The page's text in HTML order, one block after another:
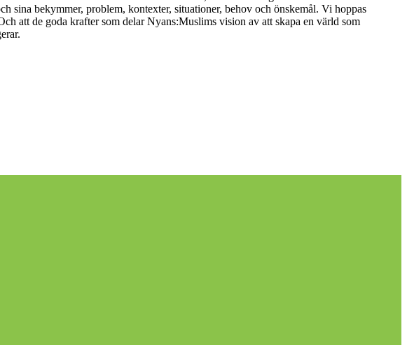
sina bekymmer, problem, kontexter, situationer, behov och önskemål. Vi hoppas
att de goda krafter som delar Nyans:Muslims vision av att skapa en värld som